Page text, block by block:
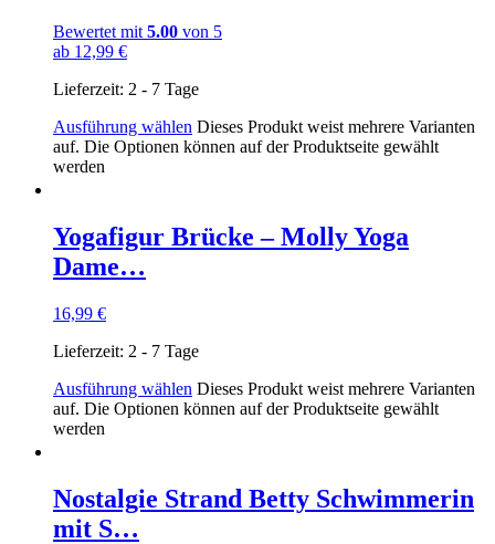
Bewertet mit 5.00 von 5
ab 12,99 €
Lieferzeit: 2 - 7 Tage
Ausführung wählen Dieses Produkt weist mehrere Varianten
auf. Die Optionen können auf der Produktseite gewählt
werden
Yogafigur Brücke – Molly Yoga
Dame…
16,99 €
Lieferzeit: 2 - 7 Tage
Ausführung wählen Dieses Produkt weist mehrere Varianten
auf. Die Optionen können auf der Produktseite gewählt
werden
Nostalgie Strand Betty Schwimmerin
mit S…